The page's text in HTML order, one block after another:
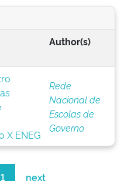
Author(s)
X ENEG
Rede
Nacional de
Escolas de
Governo
1 next